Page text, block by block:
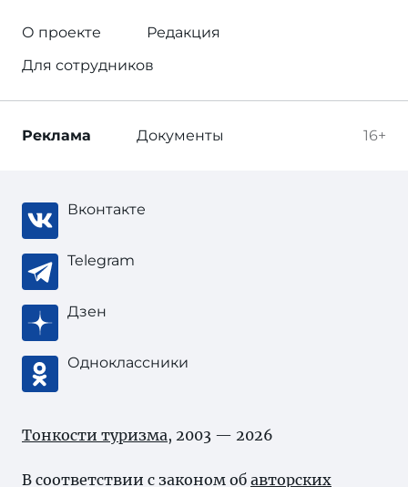
О проекте
Редакция
Для сотрудников
16+
Реклама Документы
Вконтакте
Telegram
Дзен
Одноклассники
Тонкости туризма, 2003 — 2026
В соответствии с законом об авторских